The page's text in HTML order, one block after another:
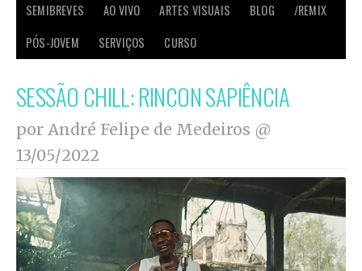
SEMIBREVES
AO VIVO ARTES VISUAIS BLOG
/REMIX
PÓS-JOVEM
SERVIÇOS CURSO
SESSÃO CHILL: RINCON SAPIÊNCIA
por André Felipe de Medeiros @
13/05/2022